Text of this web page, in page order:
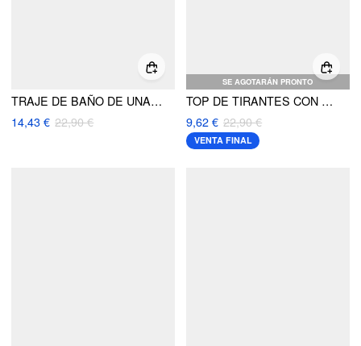
TRAJE DE BAÑO DE UNA PIEZA CON CUELLO ASIMÉTRICO Y DETALLE DE CUENTAS DE ALTA ELASTICIDAD
14,43 € 22,90 €
SE AGOTARÁN PRONTO
TOP DE TIRANTES CON CUELLO ASIMÉTRICO DE DOBLE CAPA CIDERCONTOUR
9,62 € 22,90 €
VENTA FINAL